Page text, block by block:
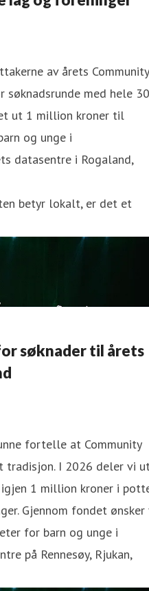
av årets Community
søknadsrunde med hele
ut 1 million kroner til
og unge i
datasentre i Rogaland,
betyr lokalt, er det et
søknader til årets
fortelle at Community
tradisjon. I 2026 deler vi
1 million kroner i
Gjennom fondet ønsker
for barn og unge i
på Rennesøy, Rjukan,